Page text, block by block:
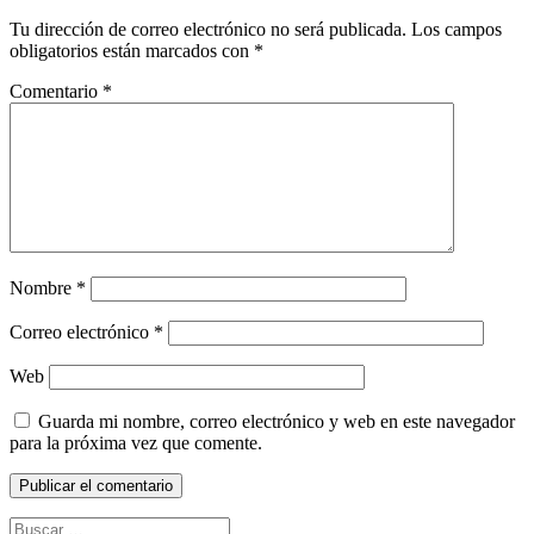
Tu dirección de correo electrónico no será publicada. Los campos
obligatorios están marcados con *
Comentario *
Nombre *
Correo electrónico *
Web
Guarda mi nombre, correo electrónico y web en este navegador
para la próxima vez que comente.
Buscar: